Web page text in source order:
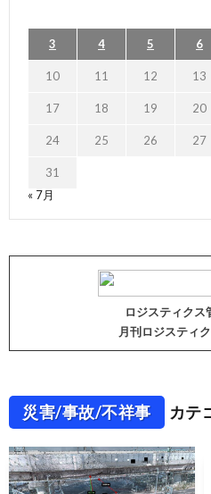
3 4 5 6
10 11 12 13
17 18 19 20
24 25 26 27
31
« 7月
ロジスティクス
月刊ロジスティ
災害/事故/不祥事 カテ